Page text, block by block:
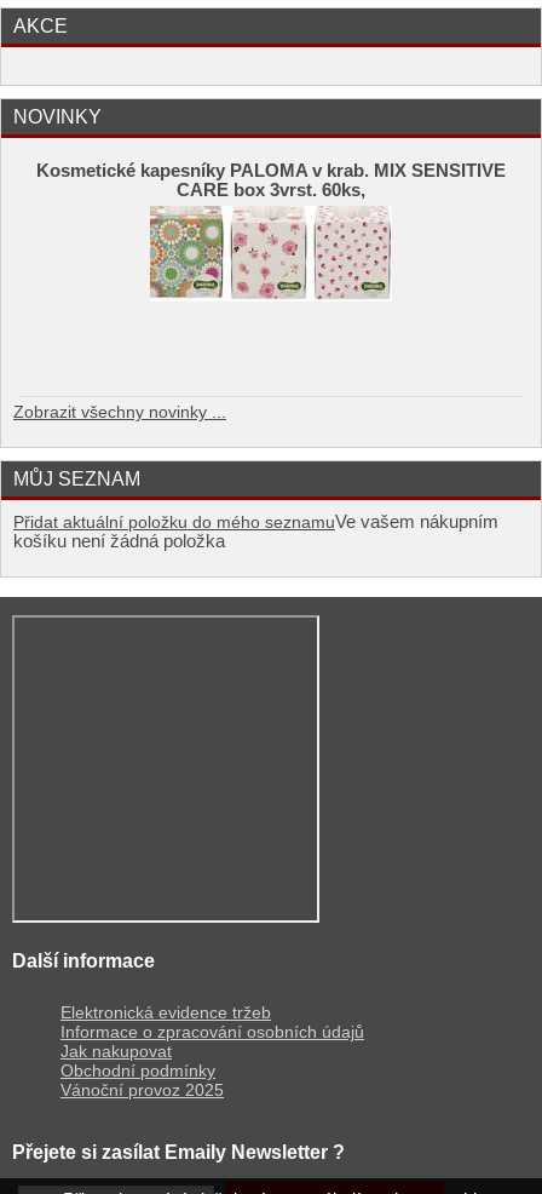
AKCE
NOVINKY
Kosmetické kapesníky PALOMA v krab. MIX SENSITIVE
CARE box 3vrst. 60ks,
Zobrazit všechny novinky ...
MŮJ SEZNAM
Přidat aktuální položku do mého seznamuVe vašem nákupním
košíku není žádná položka
Další informace
Elektronická evidence tržeb
Informace o zpracování osobních údajů
Jak nakupovat
Obchodní podmínky
Vánoční provoz 2025
Přejete si zasílat Emaily Newsletter ?